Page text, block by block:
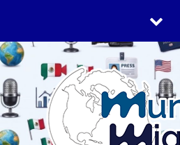
contenido